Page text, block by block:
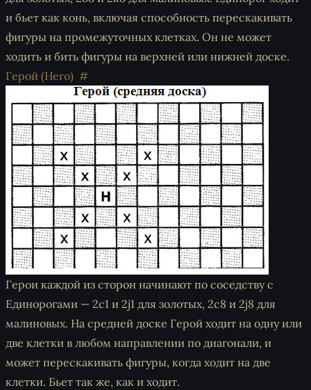
и бьет как конь, включая способность перескакивать
фигуры на промежуточных клетках. Он не может
ходить и бить фигуры на верхней или нижней доске.
Герой (Hero)
Герои каждой из сторон начинают по соседству с
Единорогами — 2c1 и 2j1 для золотых, 2c8 и 2j8 для
малиновых. На средней доске Герой ходит на одну или
две клетки в любом направлении по диагонали, и
может перескакивать фигуры, когда ходит на две
клетки. Бьет так же, как и ходит.